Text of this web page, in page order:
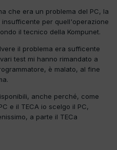
che era un problema del PC, la
per quell'operazione
il tecnico della Kompunet.
il problema era sufficente
test mi hanno rimandato a
è malato, al fine
anche perché, come
e il TECA io scelgo il PC,
a parte il TECa